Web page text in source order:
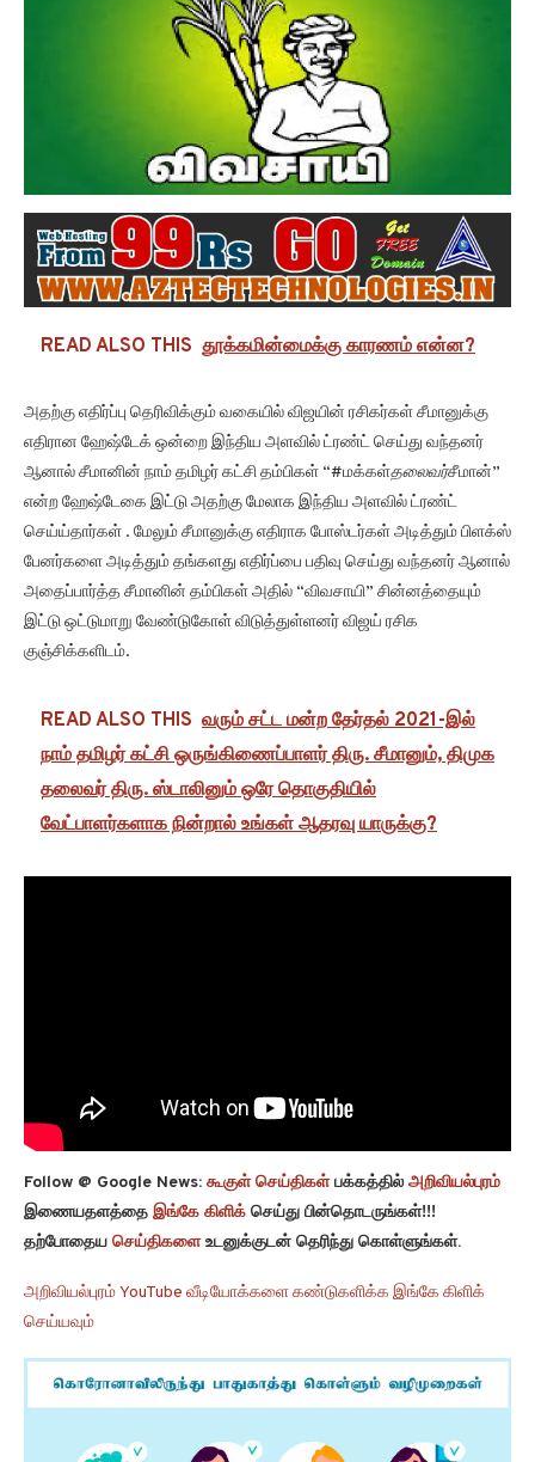
READ ALSO THIS தூக்கமின்மைக்கு காரணம் என்ன?
அதற்கு எதிர்ப்பு தெரிவிக்கும் வகையில் விஜயின் ரசிகர்கள் சீமானுக்கு
எதிரான ஹேஷ்டேக் ஒன்றை இந்திய அளவில் ட்ரண்ட் செய்து வந்தனர்
ஆனால் சீமானின் நாம் தமிழர் கட்சி தம்பிகள் “#மக்கள்தலைவர்சீமான்”
என்ற ஹேஷ்டேகை இட்டு அதற்கு மேலாக இந்திய அளவில் ட்ரண்ட்
செய்ய்தார்கள் . மேலும் சீமானுக்கு எதிராக போஸ்டர்கள் அடித்தும் பிளக்ஸ்
பேனர்களை அடித்தும் தங்களது எதிர்ப்பை பதிவு செய்து வந்தனர் ஆனால்
அதைப்பார்த்த சீமானின் தம்பிகள் அதில் “விவசாயி” சின்னத்தையும்
இட்டு ஒட்டுமாறு வேண்டுகோள் விடுத்துள்ளனர் விஜய் ரசிக
குஞ்சிக்களிடம்.
READ ALSO THIS வரும் சட்ட மன்ற தேர்தல் 2021-இல்
நாம் தமிழர் கட்சி ஒருங்கிணைப்பாளர் திரு. சீமானும், திமுக
தலைவர் திரு. ஸ்டாலினும் ஒரே தொகுதியில்
வேட்பாளர்களாக நின்றால் உங்கள் ஆதரவு யாருக்கு?
Follow @ Google News: கூகுள் செய்திகள்பக்கத்தில் அறிவியல்புரம்
இணையதளத்தை இங்கே கிளிக் செய்து பின்தொடருங்கள்!!!
தற்போதைய செய்திகளைஉடனுக்குடன் தெரிந்து கொள்ளுங்கள்.
அறிவியல்புரம் YouTube வீடியோக்களை கண்டுகளிக்க இங்கே கிளிக்
செய்யவும்